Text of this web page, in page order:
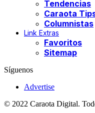
Tendencias
Caraota
Columnistas
Link Extras
Favoritos
Sitemap
Síguenos
Advertise
© 2022 Caraota Digital.